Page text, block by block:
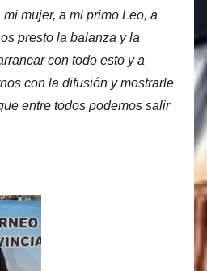
mujer, a mi primo Leo, a
presto la balanza y la
con todo esto y a
con la difusión y mostrarle
entre todos podemos salir